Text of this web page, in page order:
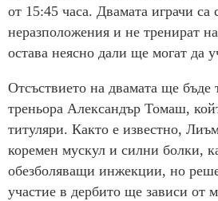
от 15:45 часа. Двамата играчи са
неразположения и не тренират
остава неясно дали ще могат да
Отсъствието на двамата ще бъде
треньора Александър Томаш,
титуляри. Както е известно,
коремен мускул и силни болки,
обезболяващи инжекции, но
участие в дербито ще зависи от